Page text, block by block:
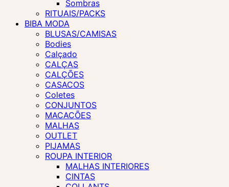
Sombras
RITUAIS/PACKS
BIBA MODA
BLUSAS/CAMISAS
Bodies
Calçado
CALÇAS
CALÇÕES
CASACOS
Coletes
CONJUNTOS
MACACÕES
MALHAS
OUTLET
PIJAMAS
ROUPA INTERIOR
MALHAS INTERIORES
CINTAS